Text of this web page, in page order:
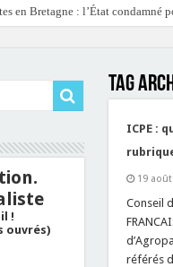
en Bretagne : l’État condamné
Tag
ICPE :
19
Conseil
référés
!
ouvrés)